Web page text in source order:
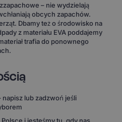
– nie wydzielają
obcych zapachów.
Dbamy też o środowisko na
z materiału EVA poddajemy
trafia do ponownego
lub zadzwoń jeśli